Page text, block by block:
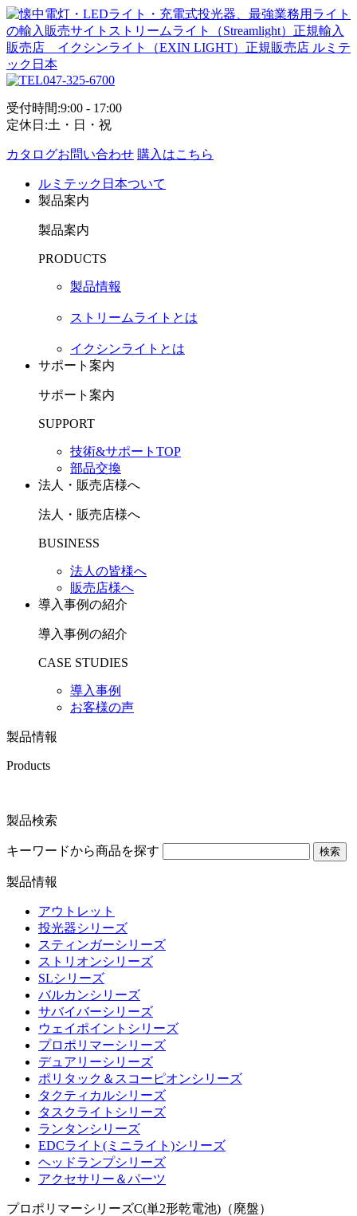
047-325-6700
受付時間:9:00 - 17:00
定休日:土・日・祝
カタログお問い合わせ 購入はこちら
ルミテック日本ついて
製品案内
製品案内
PRODUCTS
製品情報
ストリームライトとは
イクシンライトとは
サポート案内
サポート案内
SUPPORT
技術&サポートTOP
部品交換
法人・販売店様へ
法人・販売店様へ
BUSINESS
法人の皆様へ
販売店様へ
導入事例の紹介
導入事例の紹介
CASE STUDIES
導入事例
お客様の声
製品情報
Products
製品検索
キーワードから商品を探す 検索
製品情報
アウトレット
投光器シリーズ
スティンガーシリーズ
ストリオンシリーズ
SLシリーズ
バルカンシリーズ
サバイバーシリーズ
ウェイポイントシリーズ
プロポリマーシリーズ
デュアリーシリーズ
ポリタック＆スコーピオンシリーズ
タクティカルシリーズ
タスクライトシリーズ
ランタンシリーズ
EDCライト(ミニライト)シリーズ
ヘッドランプシリーズ
アクセサリー＆パーツ
プロポリマーシリーズC(単2形乾電池)（廃盤）